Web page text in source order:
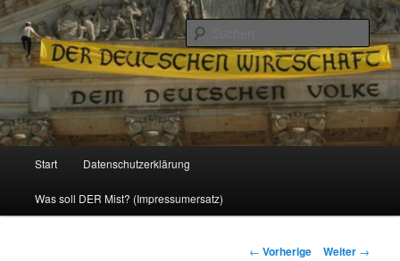
Reizzentrum
Politik, Wirtschaft, Soziales und Gesellschaft
Zum
Inhalt
Start Datenschutzerklärung
Was soll DER Mist? (Impressumersatz)
Beitrags-
← Vorherige Weiter →